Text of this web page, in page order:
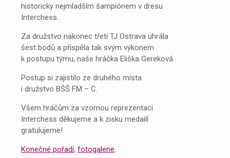
historicky nejmladším šampiónem v dresu
Interchess.
Za družstvo nakonec třetí TJ Ostrava uhrála
šest bodů a přispěla tak svým výkonem
k postupu týmu, naše hráčka Eliška Gereková.
Postup si zajistilo ze druhého místa
i družstvo BŠŠ FM – C.
Všem hráčům za vzornou reprezentaci
Interchess děkujeme a k zisku medailí
gratulujeme!
Konečné pořadí, fotogalerie.